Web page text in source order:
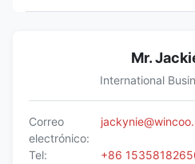
Mr.
International
Correo
electrónico:
Tel:
+86